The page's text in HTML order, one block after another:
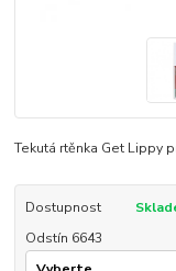
Tekutá rtěnka Get Lippy
Dostupnost
Odstín 6643